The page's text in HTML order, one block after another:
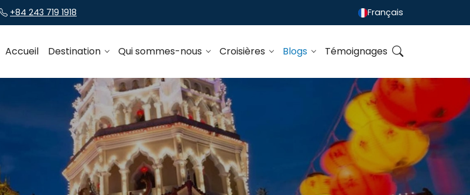
+84 243 719 1918 Français
Accueil Destination Qui sommes-nous Croisières Blogs Témoignages